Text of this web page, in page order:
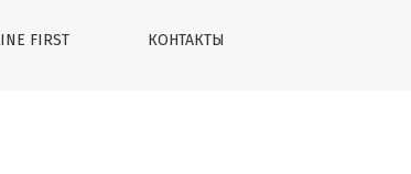
FIRST КОНТАКТЫ